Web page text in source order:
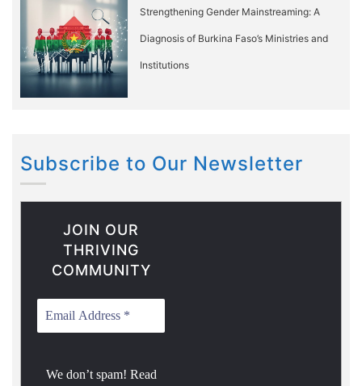
Strengthening Gender Mainstreaming: A
Diagnosis of Burkina Faso’s Ministries and
Institutions
Subscribe to Our Newsletter
JOIN OUR
THRIVING
COMMUNITY
We don’t spam! Read